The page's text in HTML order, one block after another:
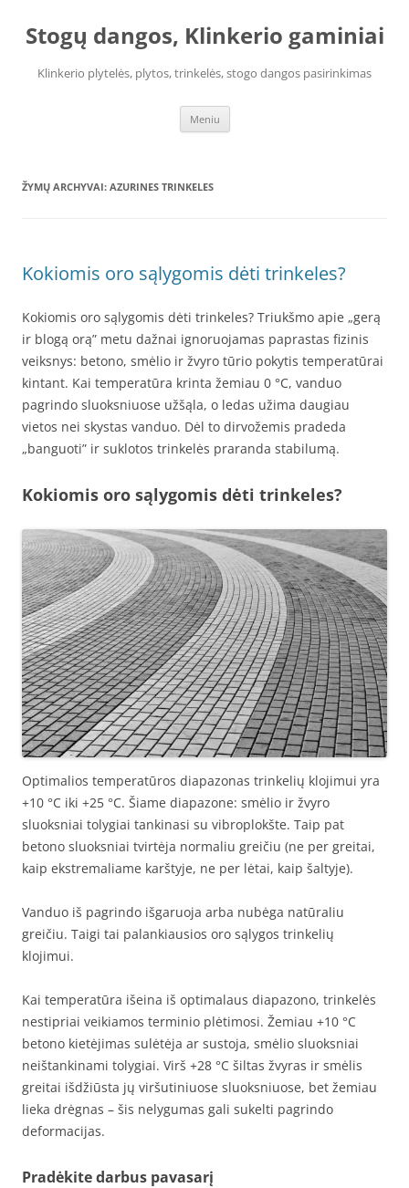
turinio
Stogų dangos, Klinkerio gaminiai
Klinkerio plytelės, plytos, trinkelės, stogo dangos pasirinkimas
Meniu
ŽYMŲ ARCHYVAI: AZURINES TRINKELES
Kokiomis oro sąlygomis dėti trinkeles?
Kokiomis oro sąlygomis dėti trinkeles? Triukšmo apie „gerą
ir blogą orą” metu dažnai ignoruojamas paprastas fizinis
veiksnys: betono, smėlio ir žvyro tūrio pokytis temperatūrai
kintant. Kai temperatūra krinta žemiau 0 °C, vanduo
pagrindo sluoksniuose užšąla, o ledas užima daugiau
vietos nei skystas vanduo. Dėl to dirvožemis pradeda
„banguoti” ir suklotos trinkelės praranda stabilumą.
Kokiomis oro sąlygomis dėti trinkeles?
Optimalios temperatūros diapazonas trinkelių klojimui yra
+10 °C iki +25 °C. Šiame diapazone: smėlio ir žvyro
sluoksniai tolygiai tankinasi su vibroplokšte. Taip pat
betono sluoksniai tvirtėja normaliu greičiu (ne per greitai,
kaip ekstremaliame karštyje, ne per lėtai, kaip šaltyje).
Vanduo iš pagrindo išgaruoja arba nubėga natūraliu
greičiu. Taigi tai palankiausios oro sąlygos trinkelių
klojimui.
Kai temperatūra išeina iš optimalaus diapazono, trinkelės
nestipriai veikiamos terminio plėtimosi. Žemiau +10 °C
betono kietėjimas sulėtėja ar sustoja, smėlio sluoksniai
neištankinami tolygiai. Virš +28 °C šiltas žvyras ir smėlis
greitai išdžiūsta jų viršutiniuose sluoksniuose, bet žemiau
lieka drėgnas – šis nelygumas gali sukelti pagrindo
deformacijas.
Pradėkite darbus pavasarį